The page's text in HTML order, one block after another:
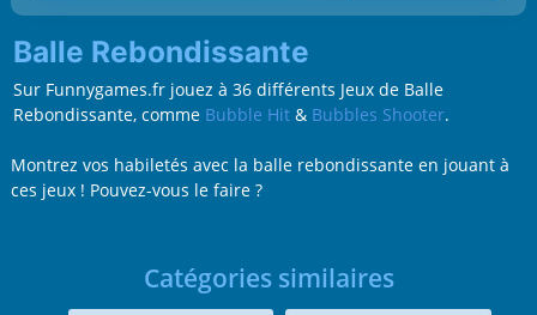
Balle Rebondissante
Sur Funnygames.fr jouez à 36 différents Jeux de Balle
Rebondissante, comme Bubble Hit& Bubbles Shooter.
Montrez vos habiletés avec la balle rebondissante en jouant à
ces jeux ! Pouvez-vous le faire ?
Catégories similaires